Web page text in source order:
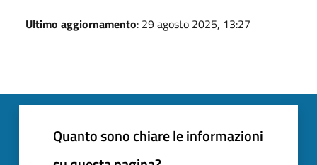
Ultimo aggiornamento: 29 agosto 2025, 13:27
Quanto sono chiare le informazioni